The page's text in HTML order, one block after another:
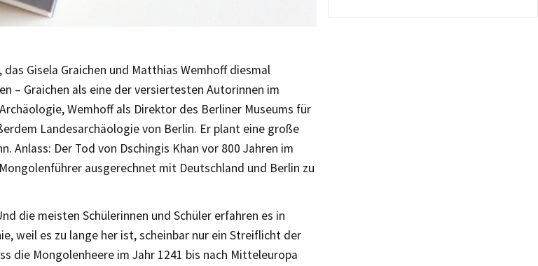
Gisela Graichen und Matthias Wemhoff diesmal
– Graichen als eine der versiertesten Autorinnen im
Wemhoff als Direktor des Berliner Museums für
Landesarchäologie von Berlin. Er plant eine große
Anlass: Der Tod von Dschingis Khan vor 800 Jahren im
ausgerechnet mit Deutschland und Berlin zu
die meisten Schülerinnen und Schüler erfahren es in
weil es zu lange her ist, scheinbar nur ein Streiflicht der
die Mongolenheere im Jahr 1241 bis nach Mitteleuropa